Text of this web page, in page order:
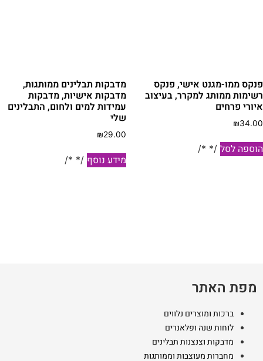
המוצר
ממו-מגנט אישי, פנקס
ממותג למקרר, בעיצוב
פרחים
₪
לסל /* */
מדבקות תבלינים ממותגות,
מדבקות אישיות, מדבקות
עמידות למים ולחום, התבלינים
שלי
₪29.00
מידע נוסף /* */
מפת האתר
ברכות ומוצרים נלווים
לוחות שנה ופלאנרים
מדבקות וצנצנות תבלינים
מחברות מעוצבות וממותגות